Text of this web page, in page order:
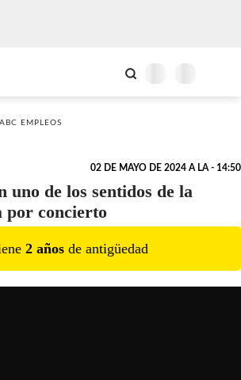
ABC EMPLEOS
02 DE MAYO DE 2024 A LA - 14:50
uno de los sentidos de la
por concierto
2 años de antigüedad